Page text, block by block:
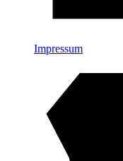
Impressum